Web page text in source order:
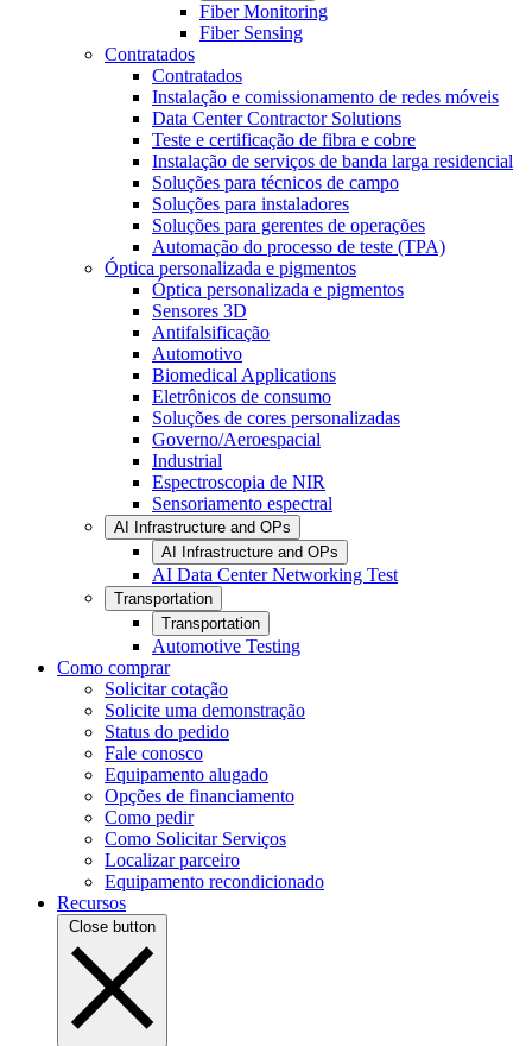
Fiber Monitoring
Fiber Sensing
Contratados
Contratados
Instalação e comissionamento de redes móveis
Data Center Contractor Solutions
Teste e certificação de fibra e cobre
Instalação de serviços de banda larga residencial
Soluções para técnicos de campo
Soluções para instaladores
Soluções para gerentes de operações
Automação do processo de teste (TPA)
Óptica personalizada e pigmentos
Óptica personalizada e pigmentos
Sensores 3D
Antifalsificação
Automotivo
Biomedical Applications
Eletrônicos de consumo
Soluções de cores personalizadas
Governo/Aeroespacial
Industrial
Espectroscopia de NIR
Sensoriamento espectral
AI Infrastructure and OPs
AI Infrastructure and OPs
AI Data Center Networking Test
Transportation
Transportation
Automotive Testing
Como comprar
Solicitar cotação
Solicite uma demonstração
Status do pedido
Fale conosco
Equipamento alugado
Opções de financiamento
Como pedir
Como Solicitar Serviços
Localizar parceiro
Equipamento recondicionado
Recursos
Close button